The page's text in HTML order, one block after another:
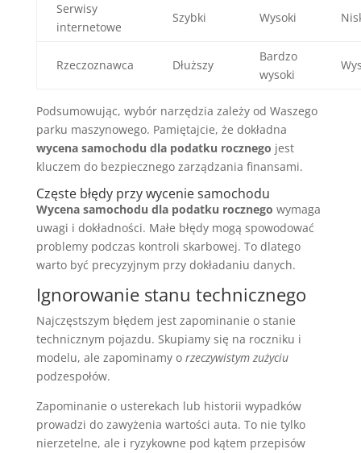
Serwisy
internetowe
Szybki Wysoki
Rzeczoznawca Dłuższy
Bardzo
wysoki
Podsumowując, wybór narzędzia zależy od Waszego
parku maszynowego. Pamiętajcie, że dokładna
wycena samochodu dla podatku rocznego jest
kluczem do bezpiecznego zarządzania finansami.
Częste błędy przy wycenie samochodu
Wycena samochodu dla podatku rocznego wymaga
uwagi i dokładności. Małe błędy mogą spowodować
problemy podczas kontroli skarbowej. To dlatego
warto być precyzyjnym przy dokładaniu danych.
Ignorowanie stanu technicznego
Najczęstszym błędem jest zapominanie o stanie
technicznym pojazdu. Skupiamy się na roczniku i
modelu, ale zapominamy o rzeczywistym zużyciu
podzespołów.
Zapominanie o usterekach lub historii wypadków
prowadzi do zawyżenia wartości auta. To nie tylko
nierzetelne, ale i ryzykowne pod kątem przepisów